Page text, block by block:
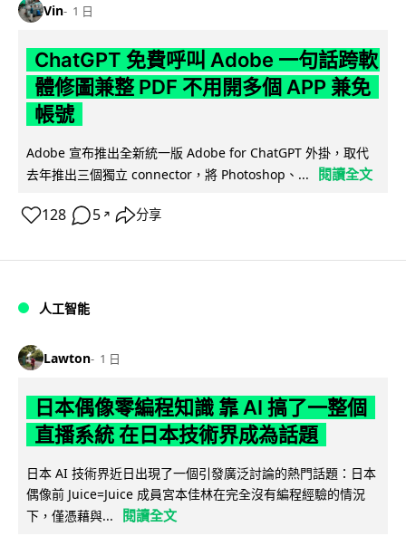
Vin 1 日
ChatGPT 免費呼叫 Adobe 一句話跨軟
體修圖兼整 PDF 不用開多個 APP 兼免
帳號
Adobe 宣布推出全新統一版 Adobe for ChatGPT 外掛，取代
去年推出三個獨立 connector，將 Photoshop、...
閱讀全文
128 5 ↗ 分享
人工智能
Lawton 1 日
日本偶像零編程知識 靠 AI 搞了一整個
直播系統 在日本技術界成為話題
日本 AI 技術界近日出現了一個引發廣泛討論的熱門話題：日本
偶像前 Juice=Juice 成員宮本佳林在完全沒有編程經驗的情況
下，僅憑藉與...
閱讀全文